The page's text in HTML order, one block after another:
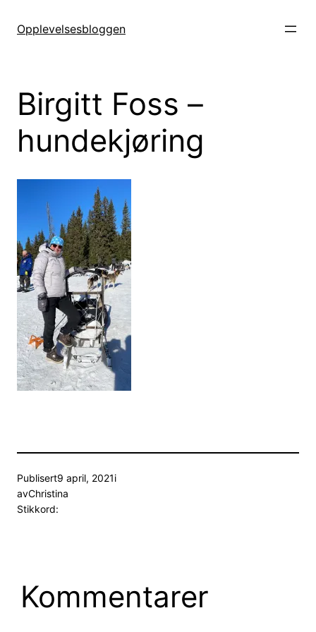
Opplevelsesbloggen
Birgitt Foss –
hundekjøring
Publisert9 april, 2021i
avChristina
Stikkord:
Kommentarer